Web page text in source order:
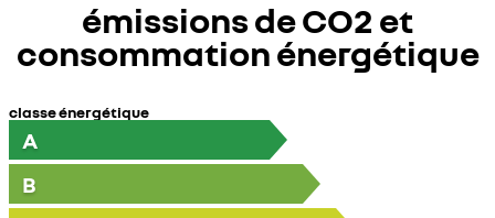
émissions de CO2 et
consommation énergétique
classe énergétique
A
B